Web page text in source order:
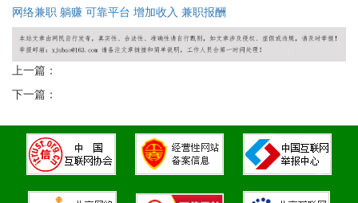
网络兼职 躺赚 可靠平台 增加收入 兼职报酬
上一篇：
下一篇：